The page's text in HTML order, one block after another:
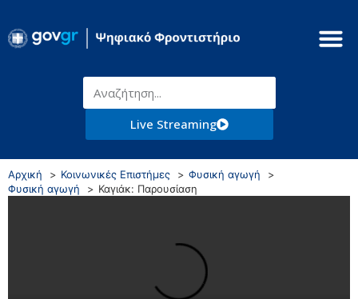
Live Streaming
Αρχική Κοινωνικές Επιστήμες
Φυσική αγωγή
Φυσική αγωγή
Καγιάκ: Παρουσίαση